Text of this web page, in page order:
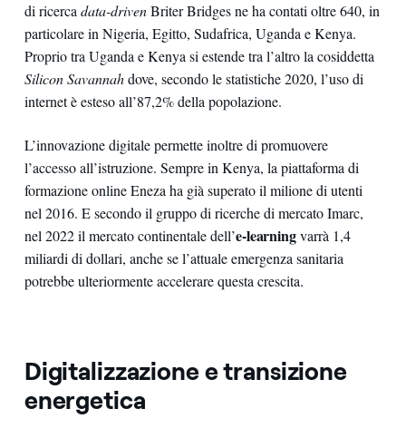
di ricercadata-drivenBriter Bridges ne ha contati oltre 640, in
particolare in Nigeria, Egitto, Sudafrica, Uganda e Kenya.
Proprio tra Uganda e Kenya si estende tra l’altro la cosiddetta
Silicon Savannahdove, secondo le statistiche 2020, l’uso di
internet è esteso all’87,2% della popolazione.
L’innovazione digitale permette inoltre di promuovere
l’accesso all’istruzione. Sempre in Kenya, la piattaforma di
formazione online Eneza ha già superato il milione di utenti
nel 2016. E secondo il gruppo di ricerche di mercato Imarc,
nel 2022 il mercato continentale dell’e-learningvarrà 1,4
miliardi di dollari, anche se l’attuale emergenza sanitaria
potrebbe ulteriormente accelerare questa crescita.
Digitalizzazione e transizione
energetica